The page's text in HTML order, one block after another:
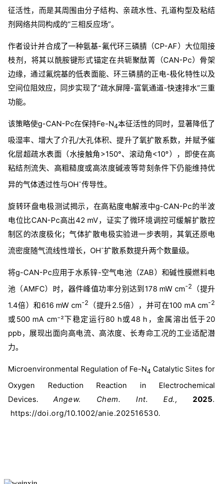
征活性，而是其周围由分子结构、亲疏水性、孔道构型及粘结
剂网络共同构成的“三相反应场”。
作者设计并合成了一种氨基-氟代环三磷腈（CP-AF）大位阻接
枝剂，将其以酰胺键形式锚定在共轭聚酞菁（CAN-Pc）骨架
边缘，通过氟烷基的低表面能、环三磷腈的正电-极化特性以及
空间位阻效应，同步实现了“疏水屏障-富氧通道-快速排水”三重
功能。
该策略使g-CAN-Pc在保持Fe-N4本征活性的同时，显著降低了
吸湿率、增大了介孔/大孔体积、提升了氧扩散系数，并赋予催
化层超疏水表面（水接触角>150°、滚动角<10°），即使在高
粘结剂流失、高粗糙度或高浓度碱液等苛刻条件下仍能维持优
异的气体透过性与OH-传导性。
旋转环盘电极测试揭示，在高粘度电解液中g-CAN-Pc的半波
电位比CAN-Pc高出42 mV，证实了微环境调控可缓解扩散控
制区的浓度极化；气体扩散电极实验进一步表明，其氧还原电
流密度随气流线性增长，OH-扩散系数提升两个数量级。
将g-CAN-Pc应用于水系锌-空气电池（ZAB）和碱性膜燃料电
池（AMFC）时，器件峰值功率分别达到178 mW cm-2
（提升
1.4倍）和616 mW cm-2 （提升2.5倍），并可在100 mA cm-2
或500 mA cm⁻²下稳定运行80 h或48 h，金属溶出低于20
ppb，展现出面向高电流、高浓度、长寿命工况的工业适配潜
力。
Microenvironmental Regulation of Fe-N4 Catalytic Sites for
Oxygen Reduction Reaction in Electrochemical
Devices.Angew. Chem. Int. Ed., 2025.
https://doi.org/10.1002/anie.202516530.